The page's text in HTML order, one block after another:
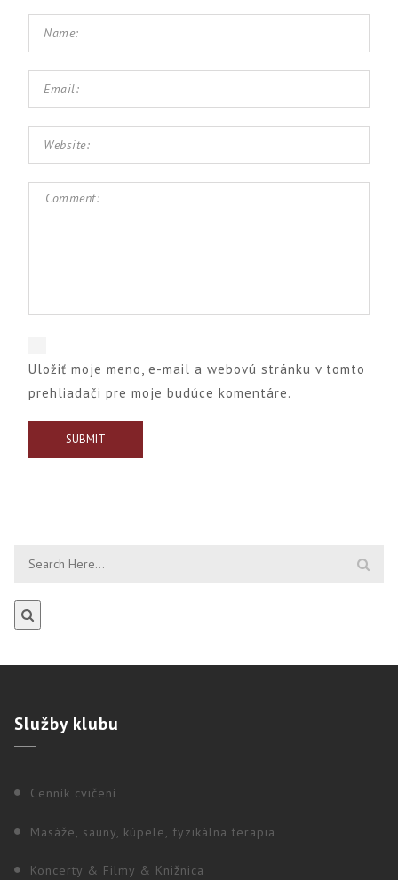
Uložiť moje meno, e-mail a webovú stránku v tomto
prehliadači pre moje budúce komentáre.
Službyklubu
Cenník cvičení
Masáže, sauny, kúpele, fyzikálna terapia
Koncerty & Filmy & Knižnica